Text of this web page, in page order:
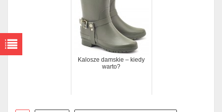
Kalosze damskie – kiedy
warto?